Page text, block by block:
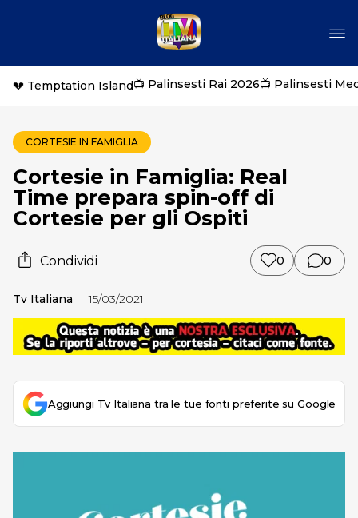
💔 Temptation Island📺 Palinsesti Rai 2026📺 Palinsesti
CORTESIE IN FAMIGLIA
Cortesie in Famiglia: Real
Time prepara spin-off di
Cortesie per gli Ospiti
Condividi 0 0
Tv Italiana 15/03/2021
Aggiungi Tv Italiana tra le tue fonti preferite su Google